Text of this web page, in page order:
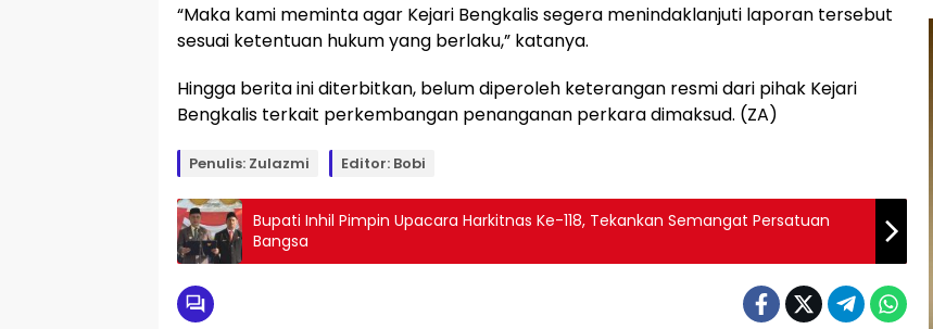
“Maka kami meminta agar Kejari Bengkalis segera menindaklanjuti laporan tersebut
sesuai ketentuan hukum yang berlaku,” katanya.
Hingga berita ini diterbitkan, belum diperoleh keterangan resmi dari pihak Kejari
Bengkalis terkait perkembangan penanganan perkara dimaksud. (ZA)
Penulis: Zulazmi Editor: Bobi
Bupati Inhil Pimpin Upacara Harkitnas Ke-118, Tekankan Semangat Persatuan
Bangsa